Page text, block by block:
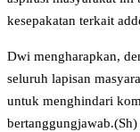
kesepakatan terkait
Dwi mengharapkan,
seluruh lapisan
untuk menghindari
bertanggungjawab.(Sh)